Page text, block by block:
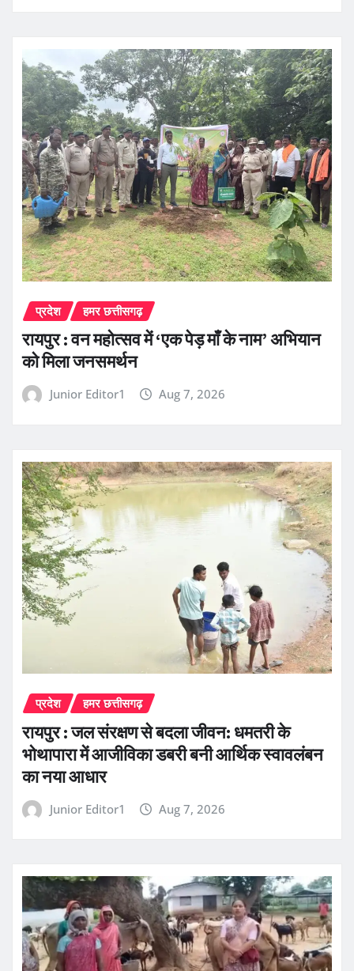
प्रदेश हमर छत्तीसगढ़
रायपुर : वन महोत्सव में ‘एक पेड़ माँ के नाम’ अभियान
को मिला जनसमर्थन
Junior Editor1 Aug 7, 2026
प्रदेश हमर छत्तीसगढ़
रायपुर : जल संरक्षण से बदला जीवन: धमतरी के
भोथापारा में आजीविका डबरी बनी आर्थिक स्वावलंबन
का नया आधार
Junior Editor1 Aug 7, 2026